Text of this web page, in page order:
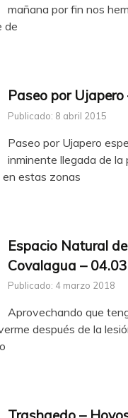
mañana por fin nos
de
Paseo por
Publicado: 8 abril 2015
Paseo por Ujapero
inminente llegada de la
en estas zonas
Espacio Natural de
Covalagua –
Publicado: 4 marzo 2018
Aprovechando que
después de la